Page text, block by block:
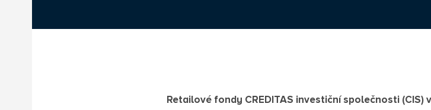
Retailové fondy CREDITAS investiční společnosti